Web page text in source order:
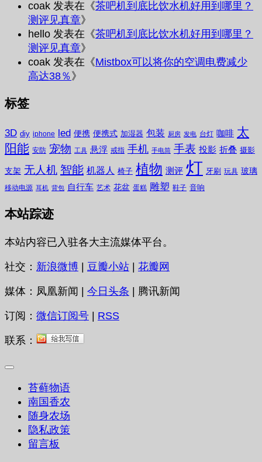
coak 发表在《茶吧机到底比饮水机好用到哪里？
测评见真章》
hello 发表在《茶吧机到底比饮水机好用到哪里？
测评见真章》
coak 发表在《Mistbox可以将你的空调电费减少
高达38％ 》
标签
3D diy iphone led 便携 便携式 加湿器 包装 厨房 发电 台灯 咖啡 太
阳能 安防 宠物 工具 悬浮 戒指 手机 手电筒 手表 投影 折叠 摄影
支架 无人机 智能 机器人 椅子 植物 测评 灯 牙刷 玩具 玻璃
移动电源 耳机 背包 自行车 艺术 花盆 蛋糕 雕塑 鞋子 音响
本站踪迹
本站内容已入驻各大主流媒体平台。
社交： 新浪微博 | 豆瓣小站 | 花瓣网
媒体：凤凰新闻 | 今日头条 | 腾讯新闻
订阅： 微信订阅号 | RSS
联系：
苔藓物语
南国香农
随身农场
隐私政策
留言板